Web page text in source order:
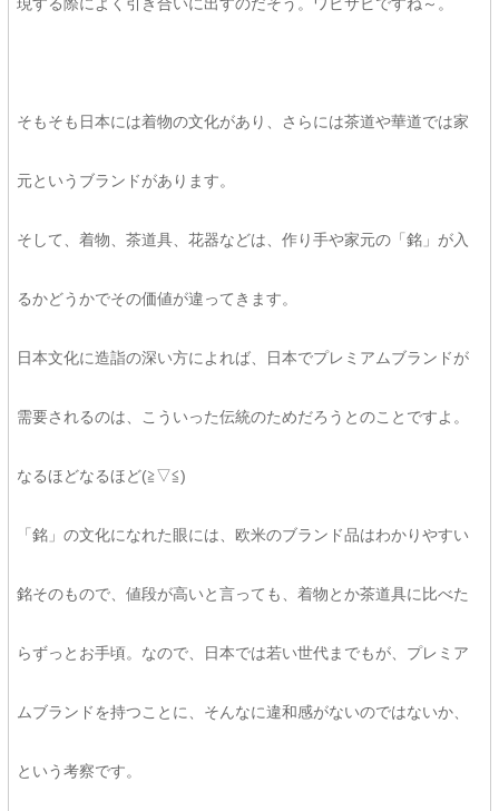
そもそも日本には着物の文化があり、さらには茶道や華道では家
元というブランドがあります。
そして、着物、茶道具、花器などは、作り手や家元の「銘」が入
るかどうかでその価値が違ってきます。
日本文化に造詣の深い方によれば、日本でプレミアムブランドが
需要されるのは、こういった伝統のためだろうとのことですよ。
なるほどなるほど(≧▽≦)
「銘」の文化になれた眼には、欧米のブランド品はわかりやすい
銘そのもので、値段が高いと言っても、着物とか茶道具に比べた
らずっとお手頃。なので、日本では若い世代までもが、プレミア
ムブランドを持つことに、そんなに違和感がないのではないか、
という考察です。